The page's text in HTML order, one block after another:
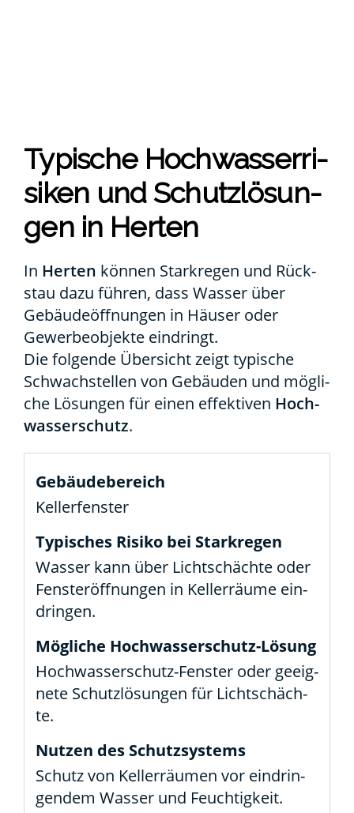
Typi­sche Hoch­was­ser­ri­
si­ken und Schutz­lö­sun­
gen in Her­ten
In Her­ten kön­nen Stark­re­gen und Rück­
stau dazu füh­ren, dass Was­ser über
Gebäu­de­öff­nun­gen in Häu­ser oder
Gewer­be­ob­jek­te ein­dringt.
Die fol­gen­de Über­sicht zeigt typi­sche
Schwach­stel­len von Gebäu­den und mög­li­
che Lösun­gen für einen effek­ti­ven Hoch­
was­ser­schutz.
Kel­ler­fens­ter
Was­ser kann über Licht­schäch­te oder
Fens­ter­öff­nun­gen in Kel­ler­räu­me ein­
drin­gen.
Hoch­­­was­­ser­­schutz-Fens­­ter oder geeig­
ne­te Schutz­lö­sun­gen für Licht­schäch­
te.
Schutz von Kel­ler­räu­men vor ein­drin­
gen­dem Was­ser und Feuch­tig­keit.